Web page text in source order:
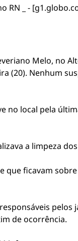
Melo, no
(20). Nenhum
no local pela
a limpeza
que ficavam
pelos
de ocorrência.